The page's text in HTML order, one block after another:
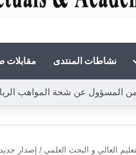
نشاطات المنتدى مقابلات
المسؤول عن شحة المواهب
العالي و البحث العلمي / إصدار